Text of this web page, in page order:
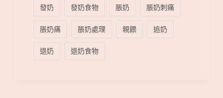
發奶
發奶食物 脹奶
脹奶刺痛
脹奶痛
脹奶處理 親餵
追奶
退奶
退奶食物